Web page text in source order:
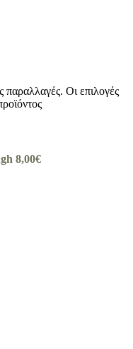
παραλλαγές. Οι επιλογές
8,00€